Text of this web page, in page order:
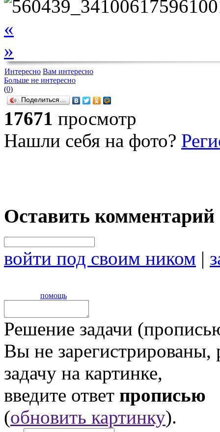
«
»
Интересно Вам интересно
Больше не интересно
(0)
Поделиться…
17671 просмотр
Нашли себя на фото?
Оставить комментарий
войти под своим ником |
помощь
Решение задачи
Вы не
задачу на картинке,
введите ответ прописью
(обновить картинку).